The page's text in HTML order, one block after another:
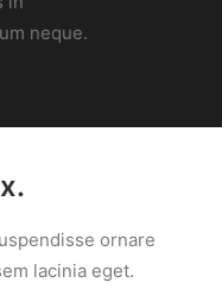
neque.
ornare
lacinia eget.